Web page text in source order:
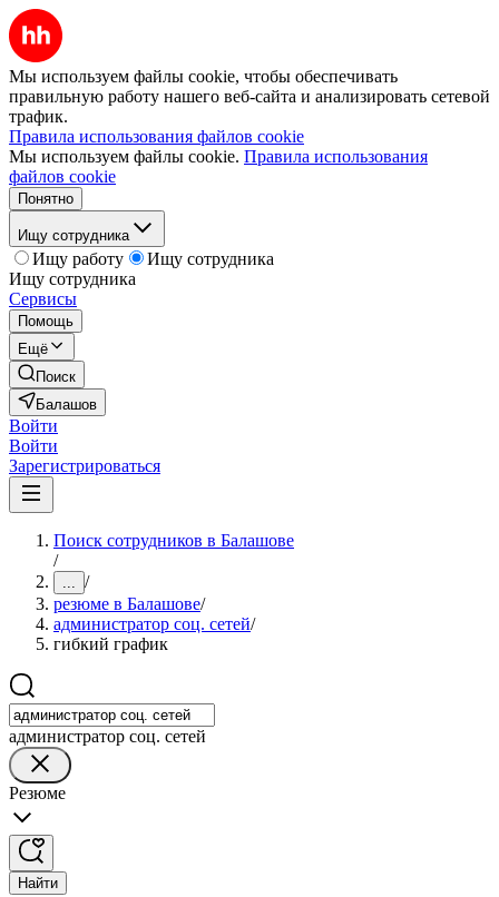
Мы используем файлы cookie, чтобы обеспечивать
правильную работу нашего веб-сайта и анализировать сетевой
трафик.
Правила использования файлов cookie
Мы используем файлы cookie. Правила использования
файлов cookie
Понятно
Ищу сотрудника
Ищу работу
Ищу сотрудника
Ищу сотрудника
Сервисы
Помощь
Ещё
Поиск
Балашов
Войти
Войти
Зарегистрироваться
Поиск сотрудников в Балашове
/
... /
резюме в Балашове/
администратор соц. сетей/
гибкий график
администратор соц. сетей
Резюме
Найти